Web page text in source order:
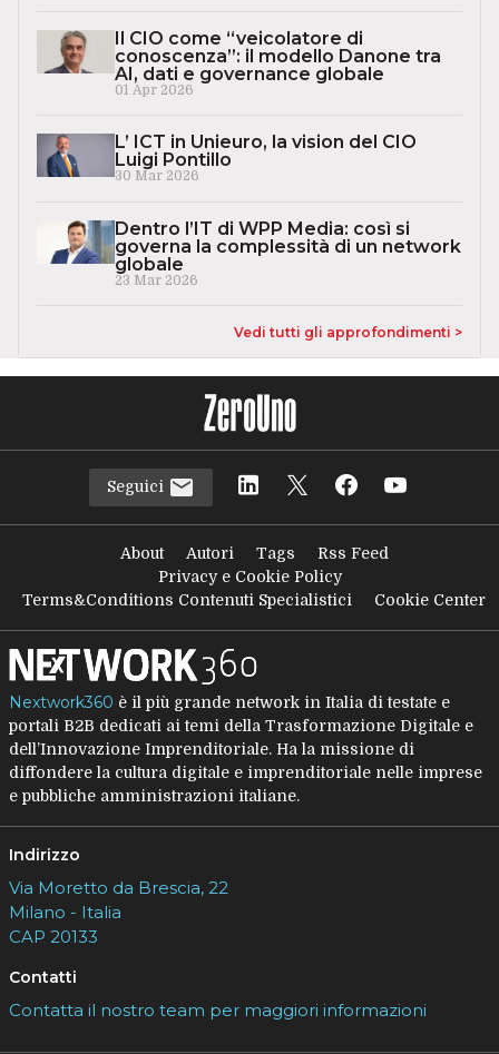
Il CIO come “veicolatore di
conoscenza”: il modello Danone tra
AI, dati e governance globale
01 Apr 2026
L’ ICT in Unieuro, la vision del CIO
Luigi Pontillo
30 Mar 2026
Dentro l’IT di WPP Media: così si
governa la complessità di un network
globale
23 Mar 2026
Vedi tutti gli approfondimenti >
Seguici
About Autori Tags
Rss Feed
Privacy e Cookie Policy
Terms&Conditions Contenuti Specialistici
Cookie Center
Nextwork360 è il più grande network in Italia di testate e
portali B2B dedicati ai temi della Trasformazione Digitale e
dell’Innovazione Imprenditoriale. Ha la missione di
diffondere la cultura digitale e imprenditoriale nelle imprese
e pubbliche amministrazioni italiane.
Indirizzo
Via Moretto da Brescia, 22
Milano - Italia
CAP 20133
Contatti
Contatta il nostro team per maggiori informazioni